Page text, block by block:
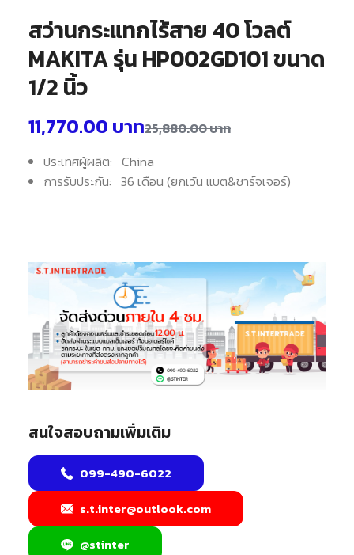
สว่านกระแทกไร้สาย 40 โวลต์
MAKITA รุ่น HP002GD101 ขนาด
1/2 นิ้ว
25,880.00บาท
11,770.00 บาท
ประเทศผู้ผลิต: China
การรับประกัน: 36 เดือน (ยกเว้น แบต&ชาร์จเจอร์)
สนใจสอบถามเพิ่มเติม
099-490-6022
s.t.inter@outlook.com
@stinter